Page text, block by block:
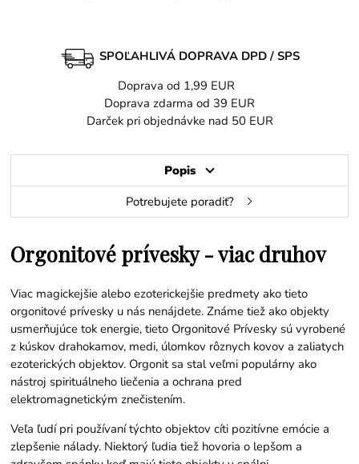
SPOĽAHLIVÁ DOPRAVA DPD / SPS
Doprava od 1,99 EUR
Doprava zdarma od 39 EUR
Darček pri objednávke nad 50 EUR
Popis
Potrebujete poradiť?
Orgonitové prívesky - viac druhov
Viac magickejšie alebo ezoterickejšie predmety ako tieto
orgonitové prívesky u nás nenájdete. Známe tiež ako objekty
usmerňujúce tok energie, tieto Orgonitové Prívesky sú vyrobené
z kúskov drahokamov, medi, úlomkov rôznych kovov a zaliatych
ezoterických objektov. Orgonit sa stal veľmi populárny ako
nástroj spirituálneho liečenia a ochrana pred
elektromagnetickým znečistením.
Veľa ľudí pri používaní týchto objektov cíti pozitívne emócie a
zlepšenie nálady. Niektorý ľudia tiež hovoria o lepšom a